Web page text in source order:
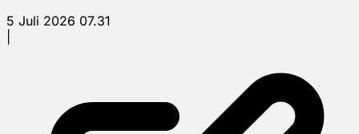
5 Juli 2026 07.31